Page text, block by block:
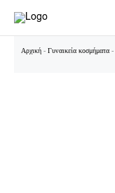
περιεχόμενο
Αρχική - Γυναικεία κοσμήματα -